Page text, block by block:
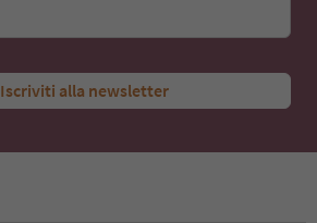
Iscriviti alla newsletter